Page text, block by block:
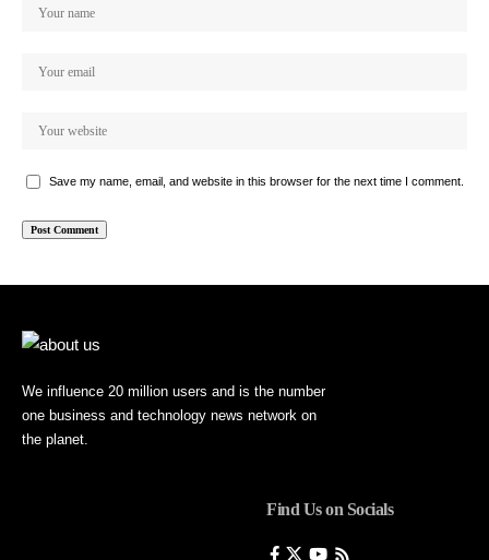
Save my name, email, and website in this browser for the next time I comment.
We influence 20 million users and is the number
one business and technology news network on
the planet.
Find Us on Socials